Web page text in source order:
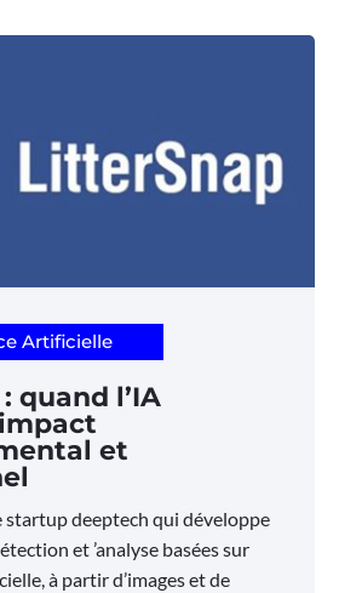
Artificielle
quand l’IA
et
startup deeptech qui développe
et ’analyse basées sur
à partir d’images et de